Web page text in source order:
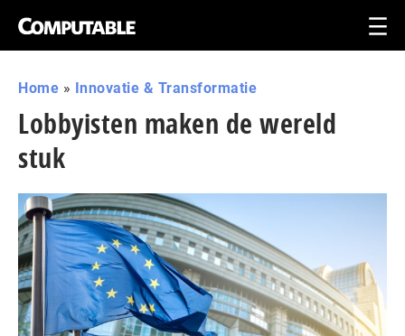
Home » Innovatie & Transformatie
Lobbyisten maken de wereld
stuk